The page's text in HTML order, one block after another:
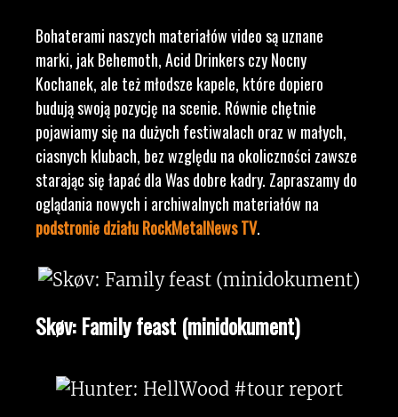
Bohaterami naszych materiałów video są uznane
marki, jak Behemoth, Acid Drinkers czy Nocny
Kochanek, ale też młodsze kapele, które dopiero
budują swoją pozycję na scenie. Równie chętnie
pojawiamy się na dużych festiwalach oraz w małych,
ciasnych klubach, bez względu na okoliczności zawsze
starając się łapać dla Was dobre kadry. Zapraszamy do
oglądania nowych i archiwalnych materiałów na
podstronie działu RockMetalNews TV.
Skøv: Family feast (minidokument)